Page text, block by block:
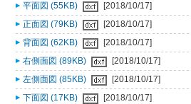
平面図 (55KB)
[2018/10/17]
正面図 (79KB)
[2018/10/17]
背面図 (62KB)
[2018/10/17]
右側面図 (89KB)
[2018/10/17]
左側面図 (85KB)
[2018/10/17]
下面図 (17KB)
[2018/10/17]